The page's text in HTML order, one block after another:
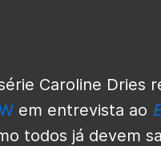
Caroline Dries
em entrevista ao
todos já devem